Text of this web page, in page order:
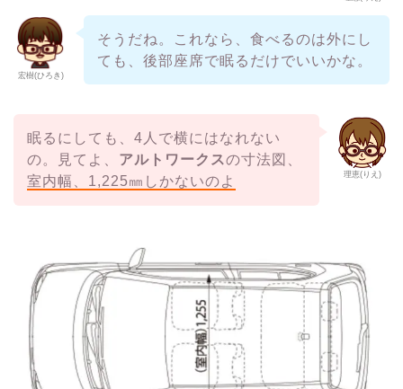
宏樹(ひろき)
そうだね。これなら、食べるのは外にし
ても、後部座席で眠るだけでいいかな。
理恵(りえ)
眠るにしても、4人で横にはなれない
の。見てよ、 アルトワークスの寸法図、
室内幅、1,225㎜しかないのよ